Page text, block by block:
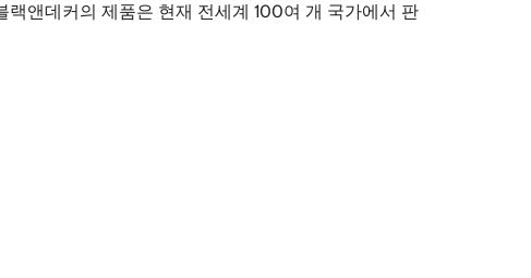
앤데커의 제품은 현재 전세계 100여 개 국가에서 판